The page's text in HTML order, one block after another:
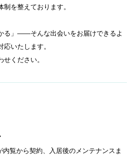
を整えております。
る」——そんな出会いをお届けできるよ
いたします。
ください。
内覧から契約、入居後のメンテナンスま